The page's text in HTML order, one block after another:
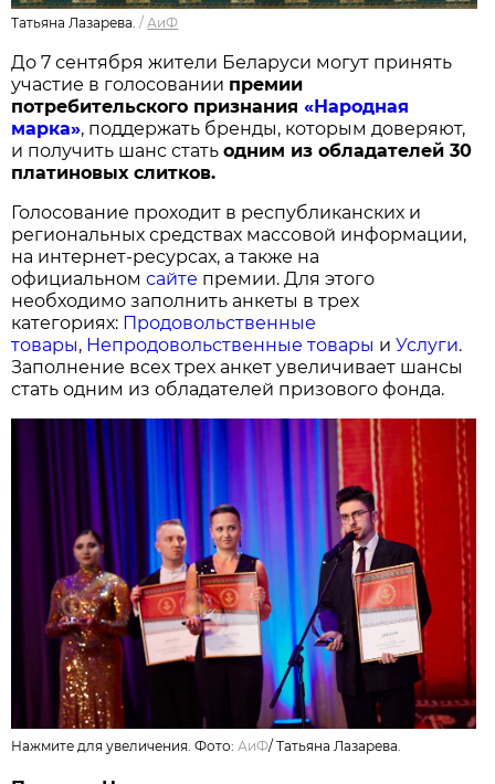
Татьяна Лазарева. /АиФ
До 7 сентября жители Беларуси могут принять
участие в голосовании премии
потребительского признания«Народная
марка», поддержать бренды, которым доверяют,
и получить шанс статьодним из обладателей 30
платиновых слитков.
Голосование проходит в республиканских и
региональных средствах массовой информации,
на интернет-ресурсах, а также на
официальномсайте премии. Для этого
необходимо заполнить анкеты в трех
категориях: Продовольственные
товары, Непродовольственные товары иУслуги.
Заполнение всех трех анкет увеличивает шансы
стать одним из обладателей призового фонда.
Нажмите для увеличения. Фото:АиФ/Татьяна Лазарева.